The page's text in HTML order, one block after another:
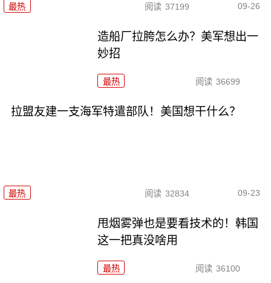
最热 阅读 37199 09-26
造船厂拉胯怎么办？美军想出一
妙招
最热 阅读 36699
拉盟友建一支海军特遣部队！美国想干什么？
最热 阅读 32834 09-23
甩烟雾弹也是要看技术的！韩国
这一把真没啥用
最热 阅读 36100